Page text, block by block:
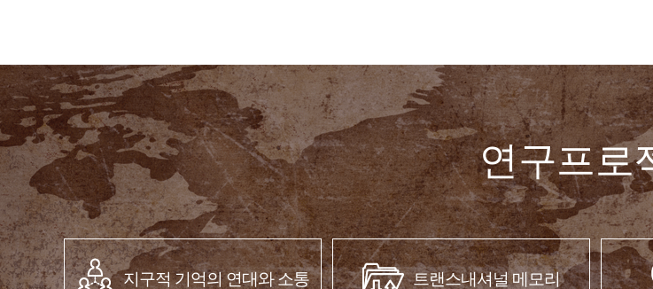
연구프로
지구적 기억의 연대와 소통 트랜스내셔널 메모리